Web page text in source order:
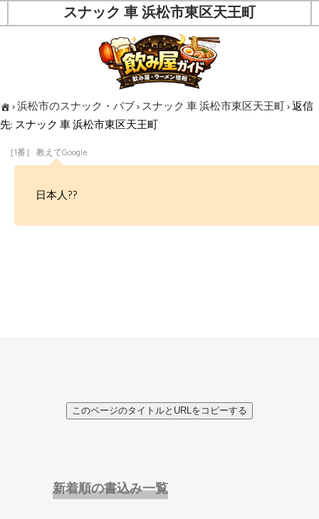
スナック 車 浜松市東区天王町
›浜松市のスナック・パブ›スナック 車 浜松市東区天王町›返信
先: スナック 車 浜松市東区天王町
［1番］ 教えてGoogle
日本人??
このページのタイトルとURLをコピーする
新着順の書込み一覧